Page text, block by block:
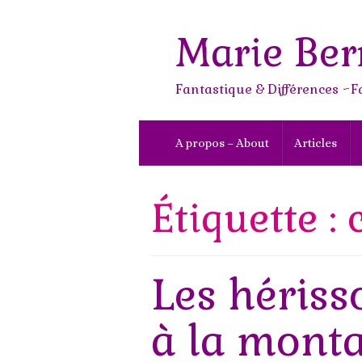
Marie
Fantastique & Différences
A propos – About Articles
Étiquette :
Les
à la